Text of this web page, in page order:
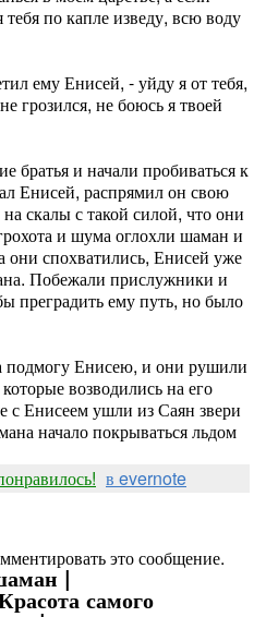
по капле изведу, всю воду
ему Енисей, - уйду я от тебя,
грозился, не боюсь я твоей
братья и начали пробиваться к
Енисей, распрямил он свою
скалы с такой силой, что они
и шума оглохли шаман и
они спохватились, Енисей уже
Побежали прислужники и
преградить ему путь, но было
подмогу Енисею, и они рушили
возводились на его
Енисеем ушли из Саян звери
начало покрываться льдом
в evernote
это сообщение.
|
самого